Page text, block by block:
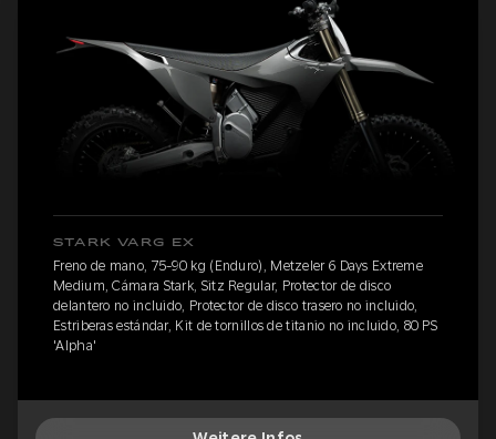
STARK VARG EX
Freno de mano, 75-90 kg (Enduro), Metzeler 6 Days Extreme
Medium, Cámara Stark, Sitz Regular, Protector de disco
delantero no incluido, Protector de disco trasero no incluido,
Estriberas estándar, Kit de tornillos de titanio no incluido, 80 PS
'Alpha'